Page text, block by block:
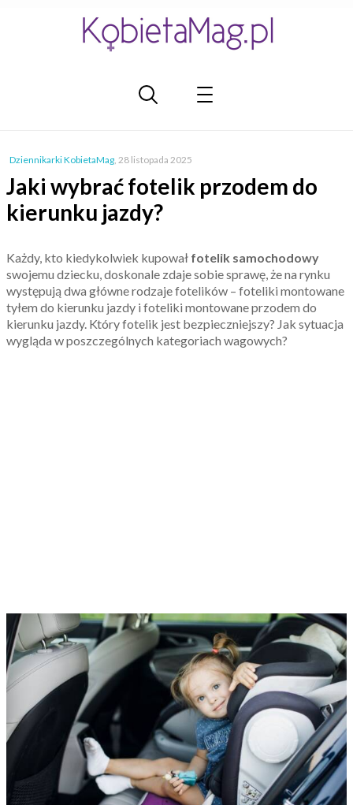
Dziennikarki KobietaMag, 28 listopada 2025
Jaki wybrać fotelik przodem do
kierunku jazdy?
Każdy, kto kiedykolwiek kupował fotelik samochodowy
swojemu dziecku, doskonale zdaje sobie sprawę, że na rynku
występują dwa główne rodzaje fotelików – foteliki montowane
tyłem do kierunku jazdy i foteliki montowane przodem do
kierunku jazdy. Który fotelik jest bezpieczniejszy? Jak sytuacja
wygląda w poszczególnych kategoriach wagowych?